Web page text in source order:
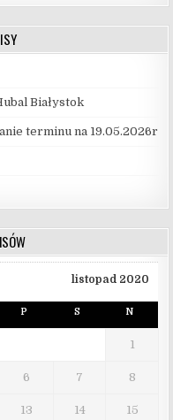
Białystok
terminu na 19.05.2026r
listopad 2020
P S N
1
6 7 8
13 14 15